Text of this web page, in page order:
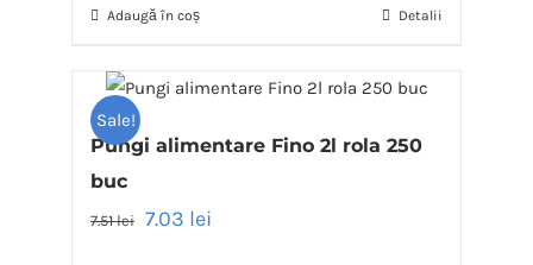
Adaugă în coș Detalii
Sale!
Pungi alimentare Fino 2l rola 250
buc
7.51lei 7.03 lei